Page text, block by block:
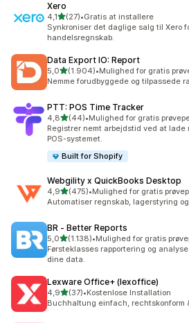
Xero
4,1ud af 5 stjerner
(27)
27 anmeldelser i alt
•Gratis at installere
Synkroniser det daglige salg til Xero
handelsregnskab.
Data Export IO: Report
5,0ud af 5 stjerner
(1.904)
1904 anmeldelser i alt
•Mulighed for gratis
Nemme forudbyggede og tilpassede
PTT: POS Time Tracker
4,8ud af 5 stjerner
(44)
44 anmeldelser i alt
•Mulighed for gratis
Registrer nemt arbejdstid ved at lade
POS-systemet.
Built for Shopify
Webgility x QuickBooks Desktop
4,9ud af 5 stjerner
(475)
475 anmeldelser i alt
•Mulighed for gratis
Automatiser regnskab, lagerstyring
BR ‑ Better Reports
5,0ud af 5 stjerner
(1.138)
1138 anmeldelser i alt
•Mulighed for gratis
Førsteklasses rapportering og
dine data.
Lexware Office+ (lexoffice)
4,9ud af 5 stjerner
(37)
37 anmeldelser i alt
•Kostenlose Installation
Buchhaltung einfach, rechtskonform